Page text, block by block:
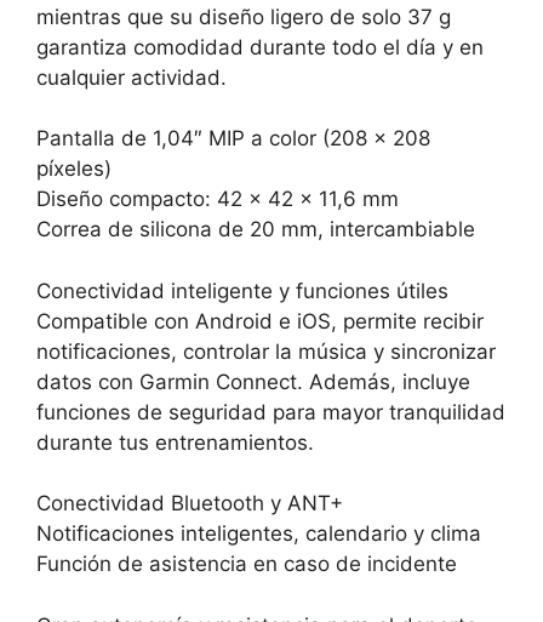
mientras que su diseño ligero de solo 37 g
garantiza comodidad durante todo el día y en
cualquier actividad.
Pantalla de 1,04″ MIP a color (208 x 208
píxeles)
Diseño compacto: 42 x 42 x 11,6 mm
Correa de silicona de 20 mm, intercambiable
Conectividad inteligente y funciones útiles
Compatible con Android e iOS, permite recibir
notificaciones, controlar la música y sincronizar
datos con Garmin Connect. Además, incluye
funciones de seguridad para mayor tranquilidad
durante tus entrenamientos.
Conectividad Bluetooth y ANT+
Notificaciones inteligentes, calendario y clima
Función de asistencia en caso de incidente